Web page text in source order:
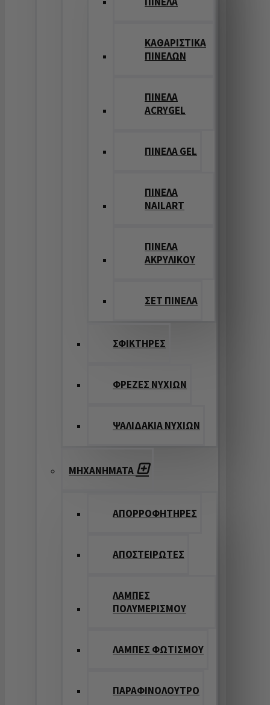
ΚΑΘΑΡΙΣΤΙΚΑ
ΠΙΝΕΛΩΝ
ΠΙΝΕΛΑ
ACRYGEL
ΠΙΝΕΛΑ GEL
ΠΙΝΕΛΑ
NAILART
ΠΙΝΕΛΑ
ΑΚΡΥΛΙΚΟΥ
ΣΕΤ ΠΙΝΕΛA
ΣΦΙΚΤΗΡΕΣ
ΦΡΕΖΕΣ ΝΥΧΙΩΝ
ΨΑΛΙΔΑΚΙΑ ΝΥΧΙΩΝ
ΜΗΧΑΝΗΜΑΤΑ
ΑΠΟΡΡΟΦΗΤΗΡΕΣ
ΑΠΟΣΤΕΙΡΩΤΕΣ
ΛΑΜΠΕΣ
ΠΟΛΥΜΕΡΙΣΜΟΥ
ΛΑΜΠΕΣ ΦΩΤΙΣΜΟΥ
ΠΑΡΑΦΙΝΟΛΟΥΤΡΟ